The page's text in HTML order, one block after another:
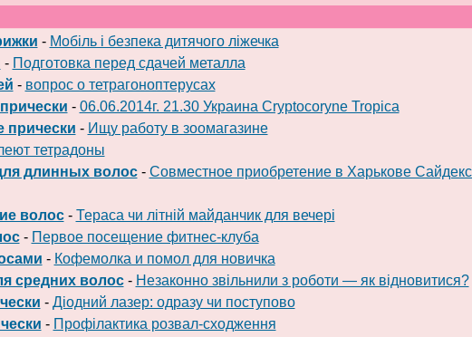
- Мобіль і безпека дитячого ліжечка
- Подготовка перед сдачей металла
- вопрос о тетрагоноптерусах
- 06.06.2014г. 21.30 Украина Cryptocoryne Tropica
прически - Ищу работу в зоомагазине
тетрадоны
длинных волос- Совместное приобретение в Харькове
волос- Тераса чи літній майданчик для вечері
- Первое посещение фитнес-клуба
- Кофемолка и помол для новичка
средних волос- Незаконно звільнили з роботи — як відновитися?
- Діодний лазер: одразу чи поступово
- Профілактика розвал-сходження